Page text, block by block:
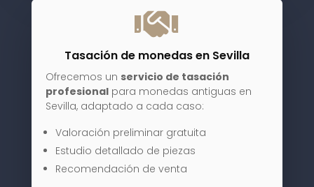

Tasación de monedas en Sevilla
Ofrecemos un servicio de tasación
profesionalpara monedas antiguas en
Sevilla, adaptado a cada caso:
Valoración preliminar gratuita
Estudio detallado de piezas
Recomendación de venta